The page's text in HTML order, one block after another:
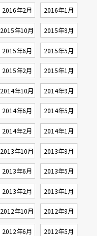
2016年2月 2016年1月
2015年10月 2015年9月
2015年6月 2015年5月
2015年2月 2015年1月
2014年10月 2014年9月
2014年6月 2014年5月
2014年2月 2014年1月
2013年10月 2013年9月
2013年6月 2013年5月
2013年2月 2013年1月
2012年10月 2012年9月
2012年6月 2012年5月